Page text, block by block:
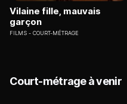
Vilaine fille, mauvais
garçon
FILMS COURT-MÉTRAGE
Court-métrage à venir